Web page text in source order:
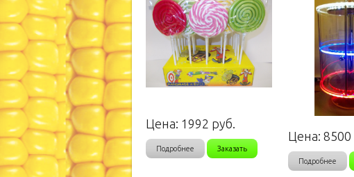
Цена: 1992 руб.
Подробнее Заказать
Цена: 8500
Подробнее